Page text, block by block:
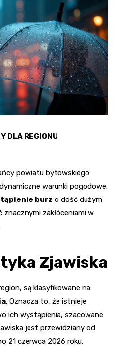
DLA REGIONU
powiatu bytowskiego
warunki pogodowe.
burz o dość dużym
zakłóceniami w
Zjawiska
są klasyfikowane na
. Oznacza to, że istnieje
ich wystąpienia, szacowane
jest przewidziany od
21 czerwca 2026 roku.